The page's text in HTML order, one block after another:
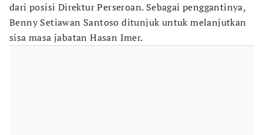
dari posisi Direktur Perseroan. Sebagai penggantinya,
Benny Setiawan Santoso ditunjuk untuk melanjutkan
sisa masa jabatan Hasan Imer.